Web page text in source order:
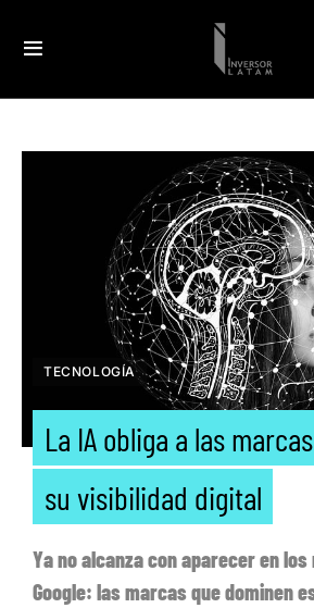
TECNOLOGÍA
La IA obliga a las
su visibilidad digital
Ya no alcanza con aparecer en
Google: las marcas que dominen